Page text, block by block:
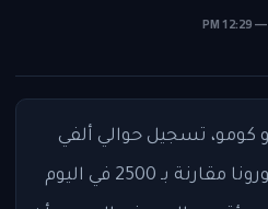
كومو، تسجيل حوالي ألفي
إصابة جديدة بفيروس كورونا مقارنة بـ 2500 في اليوم